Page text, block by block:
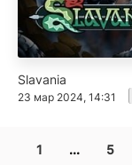
Slavania
23 мар 2024, 14:31
1 ... 5